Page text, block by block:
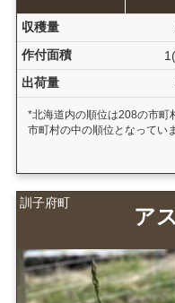
収穫量
作付面積
出荷量
*北海道内の順位は208の市町
市町村の中の順位となっていま
訓子府町
ア